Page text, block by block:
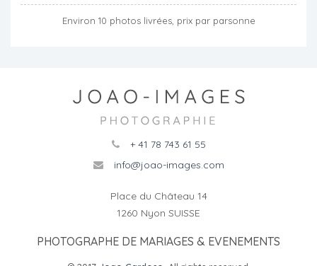
Environ 10 photos livrées, prix par parsonne
+ 41 78 743 61 55
info@joao-images.com
Place du Château 14
1260 Nyon SUISSE
PHOTOGRAPHE DE MARIAGES & EVENEMENTS